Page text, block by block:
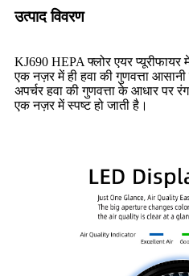
उत्पाद विवरण
KJ690 HEPA फ्लोर एयर
एक नज़र में ही हवा की गुणवत्ता
अपर्चर हवा की गुणवत्ता के आधार पर
एक नज़र में स्पष्ट हो जाती है।